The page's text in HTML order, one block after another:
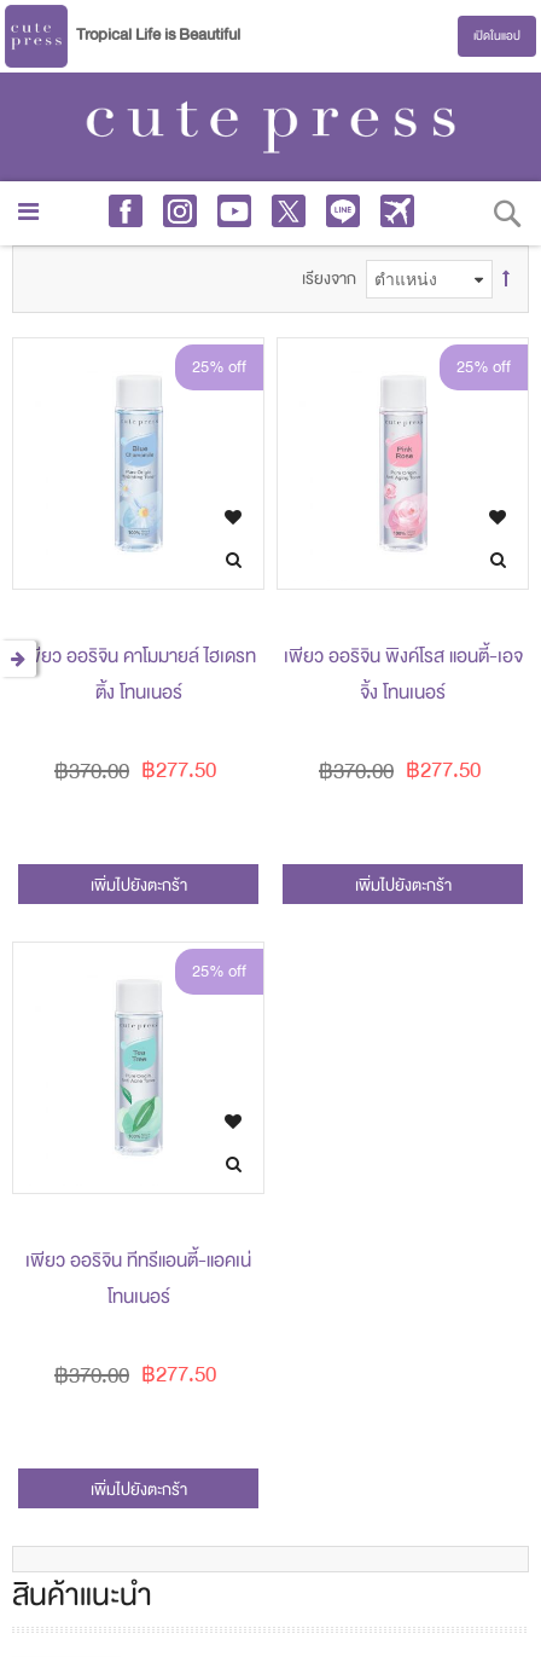
Tropical Life is Beautiful เปิดในแอป
เรียงจาก
25% off
เพียว ออริจิน คาโมมายล์ ไฮเดรท
ติ้ง โทนเนอร์
฿277.50
฿370.00
เพิ่มไปยังตะกร้า
25% off
เพียว ออริจิน พิงค์โรส แอนตี้-เอจ
จิ้ง โทนเนอร์
฿277.50
฿370.00
เพิ่มไปยังตะกร้า
25% off
เพียว ออริจิน ทีทรีแอนตี้-แอคเน่
โทนเนอร์
฿277.50
฿370.00
เพิ่มไปยังตะกร้า
สินค้าแนะนำ